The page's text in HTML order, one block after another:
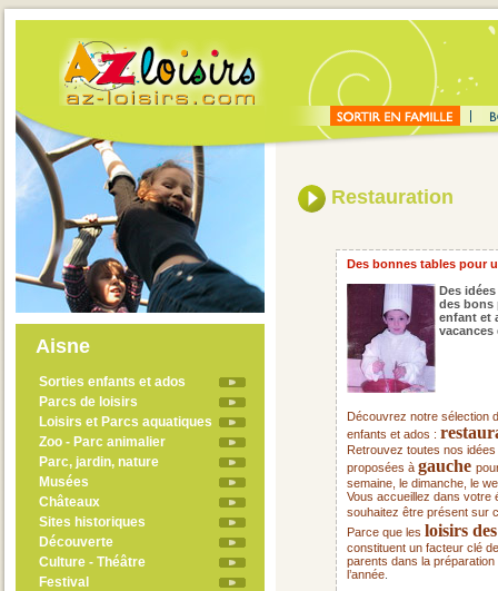
Aisne
Sorties enfants et ados
Parcs de loisirs
Loisirs et Parcs aquatiques
Zoo - Parc animalier
Parc, jardin, nature
Musées
Châteaux
Sites historiques
Découverte
Culture - Théâtre
Festival
Restauration
Des bonnes tables pour
Des
des bons
enfant et
vacances
Découvrez notre sélection
enfants et ados :
Retrouvez toutes nos
proposées à gauche
semaine, le dimanche, le
Vous accueillez dans votre
souhaitez être présent sur
Parce que les loisirs
constituent un facteur clé
parents dans la
l’année